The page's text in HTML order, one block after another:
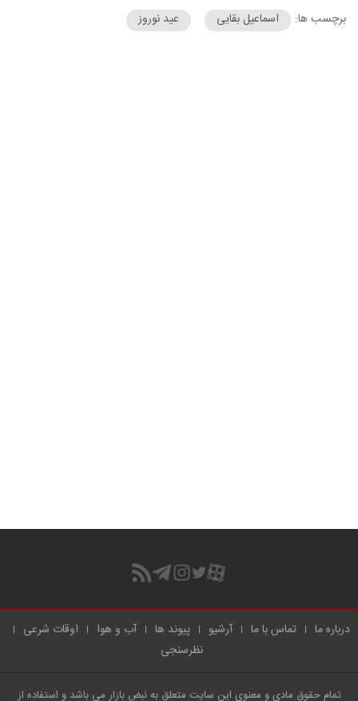
برچسب ها: اسماعیل بقایی عید نوروز
درباره ما تماس با ما آرشیو پیوند ها آب و هوا
اوقات شرعی
نظرسنجی
تمام حقوق مادی و معنوی این سایت متعلق به نبض بازار می باشد و استفاده از